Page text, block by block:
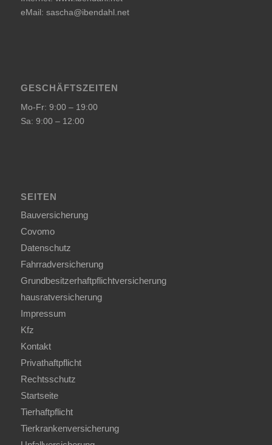
eMail: sascha@ibendahl.net
GESCHÄFTSZEITEN
Mo-Fr: 9:00 – 19:00
Sa: 9:00 – 12:00
SEITEN
Bauversicherung
Covomo
Datenschutz
Fahrradversicherung
Grundbesitzerhaftpflichtversicherung
hausratversicherung
Impressum
Kfz
Kontakt
Privathaftpflicht
Rechtsschutz
Startseite
Tierhaftpflicht
Tierkrankenversicherung